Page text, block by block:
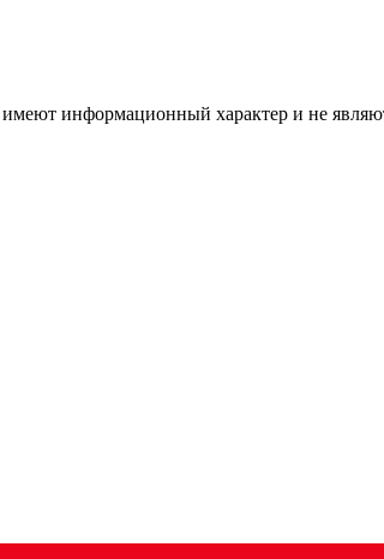
имеют информационный характер и не